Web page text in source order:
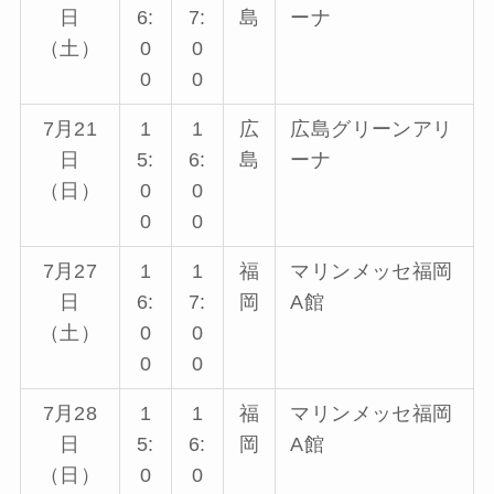
日
（土）
6:
0
0
7:
0
0
島
ーナ
7月21
日
（日）
1
5:
0
0
1
6:
0
0
広
島
広島グリーンアリ
ーナ
7月27
日
（土）
1
6:
0
0
1
7:
0
0
福
岡
マリンメッセ福岡
A館
7月28
日
（日）
1
5:
0
1
6:
0
福
岡
マリンメッセ福岡
A館